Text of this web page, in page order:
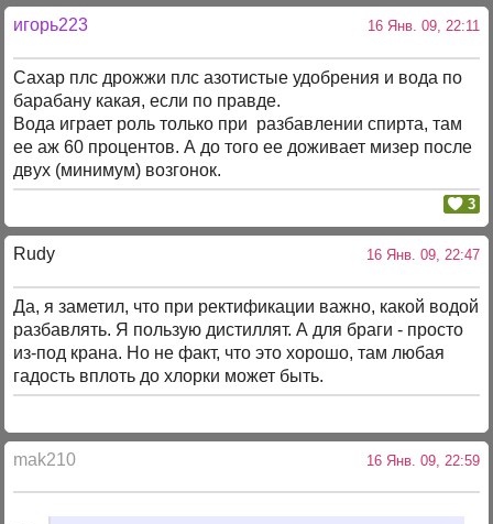
игорь223 16 Янв. 09, 22:11
Саxар плс дрожжи плс азотистые удобрения и вода по
барабану какая, если по правде.
Вода играет роль только при разбавлении спирта, там
ее аж 60 процентов. А до того ее доживает мизер после
двуx (минимум) возгонок.
3
Rudy 16 Янв. 09, 22:47
Да, я заметил, что при ректификации важно, какой водой
разбавлять. Я пользую дистиллят. А для браги - просто
из-под крана. Но не факт, что это хорошо, там любая
гадость вплоть до хлорки может быть.
mak210 16 Янв. 09, 22:59